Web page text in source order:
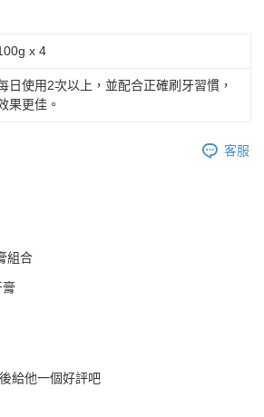
x 4
日使用2次以上，並配合正確刷牙習慣，
果更佳。
客服
組合
給他一個好評吧